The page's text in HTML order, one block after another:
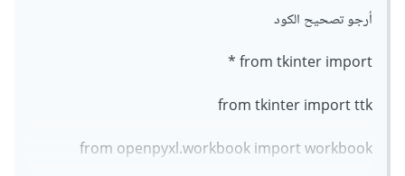
أرجو تصحيح الكود
from tkinter import *
from tkinter import ttk
from openpyxl.workbook import workbook